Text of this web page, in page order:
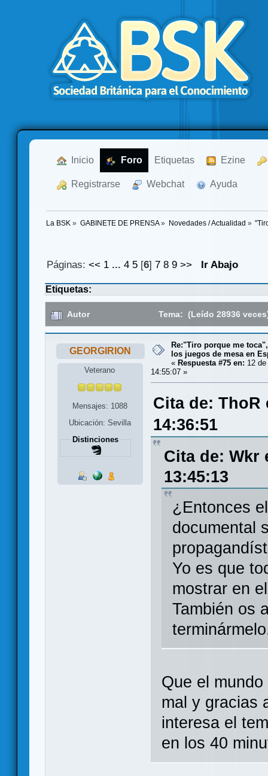
Inicio Foro Etiquetas Ezine
Registrarse Webchat Ayuda
La BSK » GABINETE DE PRENSA» Novedades / Actualidad »
Páginas:<< 1 ...4 5 [6]7 8 9 >> Ir Abajo
Etiquetas:
Autor Tema: (Leído 28936
GEORGIRION
Veterano
Mensajes: 1088
Ubicación: Sevilla
Distinciones
Re:"Tiro porque me
los juegos de mesa en
« Respuesta #75 en: 12
14:55:07 »
Cita de: ThoR
14:36:51
Cita de: Wkr
13:45:13
¿Entonces
documental
Yo es que
mostrar en
También os
Que el
mal y gracias
interesa el
en los 40